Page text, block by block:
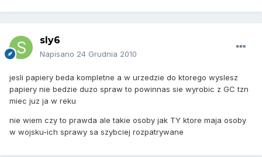
sly6
Napisano 24 Grudnia 2010
jesli papiery beda kompletne a w urzedzie do ktorego wyslesz
papiery nie bedzie duzo spraw to powinnas sie wyrobic z GC tzn
miec juz ja w reku
nie wiem czy to prawda ale takie osoby jak TY ktore maja osoby
w wojsku-ich sprawy sa szybciej rozpatrywane